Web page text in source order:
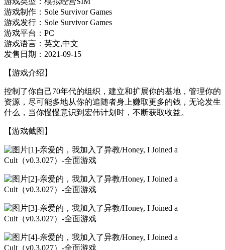
游戏制作：Sole Survivor Games
游戏发行：Sole Survivor Games
游戏平台：PC
游戏语言：英文,中文
发售日期：2021-09-15
【游戏介绍】
控制了你自己70年代的组织，建立和扩展你的基地，管理你的
资源，尽可能多地从你的追随者身上赚取更多的钱，无论发生
什么，当你慢慢意识到宏伟计划时，不断获取收益。
【游戏截图】